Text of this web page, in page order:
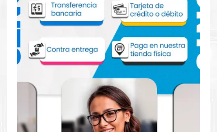
impresora Epson WF6590 WF6090
Aprovecha nuestra experiencia y atención para adquirir tus
productos. Tenemos promociones todos los días. Escríbenos o
visítanos hoy para encontrar la solución perfecta para tu
impresoraEPSON, como laTinta Epson 748XXL Negro para
impresoras WF6590 WF6090
Dónde comprar Tinta Epson 748XXL
Negro para impresoras WF6590 WF6090